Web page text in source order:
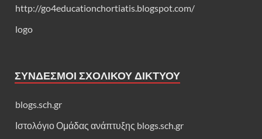
http://go4educationchortiatis.blogspot.com/
logo
ΣΎΝΔΕΣΜΟΙ ΣΧΟΛΙΚΟΎ ΔΙΚΤΎΟΥ
blogs.sch.gr
Ιστολόγιο Ομάδας ανάπτυξης blogs.sch.gr